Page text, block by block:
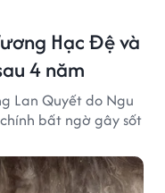
Hạc Đệ và
4 năm
Lan Quyết do Ngu
bất ngờ gây sốt